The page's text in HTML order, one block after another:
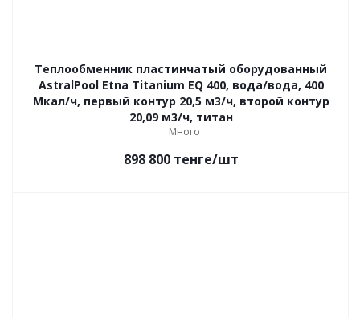
Теплообменник пластинчатый оборудованный
AstralPool Etna Titanium EQ 400, вода/вода, 400
Мкал/ч, первый контур 20,5 м3/ч, второй контур
20,09 м3/ч, титан
Много
898 800тенге/шт